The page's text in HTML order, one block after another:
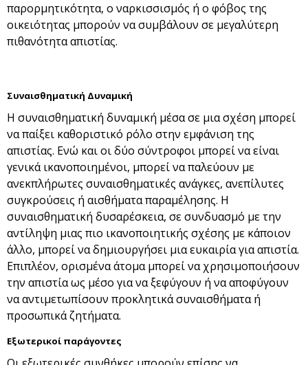
παρορμητικότητα, ο ναρκισσισμός ή ο φόβος της
οικειότητας μπορούν να συμβάλουν σε μεγαλύτερη
πιθανότητα απιστίας.
Συναισθηματική Δυναμική
Η συναισθηματική δυναμική μέσα σε μια σχέση μπορεί
να παίξει καθοριστικό ρόλο στην εμφάνιση της
απιστίας. Ενώ και οι δύο σύντροφοι μπορεί να είναι
γενικά ικανοποιημένοι, μπορεί να παλεύουν με
ανεκπλήρωτες συναισθηματικές ανάγκες, ανεπίλυτες
συγκρούσεις ή αισθήματα παραμέλησης. Η
συναισθηματική δυσαρέσκεια, σε συνδυασμό με την
αντίληψη μιας πιο ικανοποιητικής σχέσης με κάποιον
άλλο, μπορεί να δημιουργήσει μια ευκαιρία για απιστία.
Επιπλέον, ορισμένα άτομα μπορεί να χρησιμοποιήσουν
την απιστία ως μέσο για να ξεφύγουν ή να αποφύγουν
να αντιμετωπίσουν προκλητικά συναισθήματα ή
προσωπικά ζητήματα.
Εξωτερικοί παράγοντες